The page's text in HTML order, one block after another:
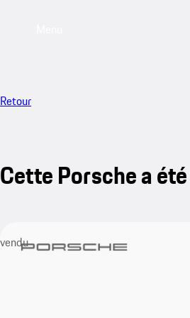
Retour
Cette Porsche a
vendu